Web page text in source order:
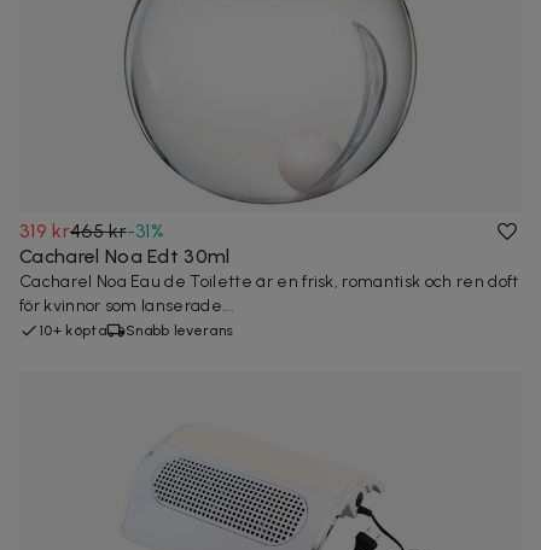
319 kr465 kr-31%
Cacharel Noa Edt 30ml
Cacharel Noa Eau de Toilette är en frisk, romantisk och ren doft
för kvinnor som lanserade...
10+ köpta Snabb leverans